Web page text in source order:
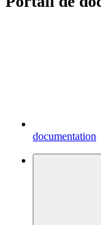
documentation